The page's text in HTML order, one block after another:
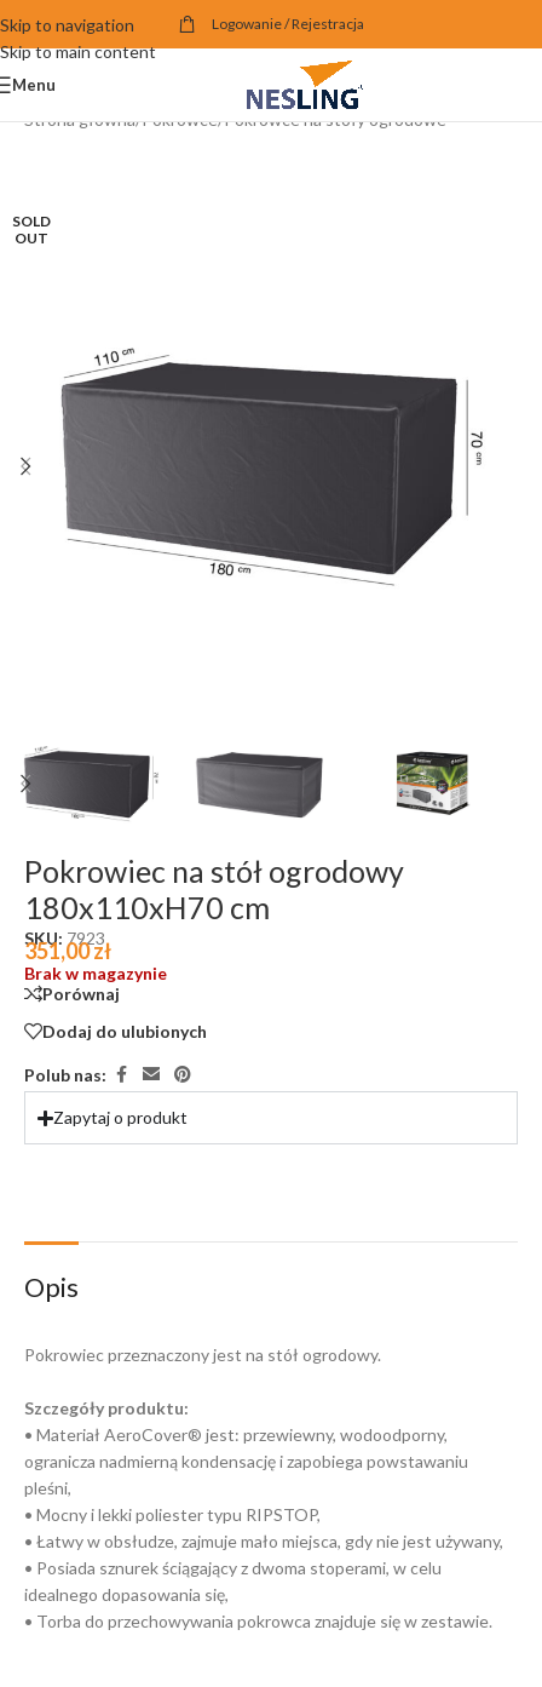
Skip to navigation
Skip to main content
Logowanie / Rejestracja
Menu
Strona główna/Pokrowce/Pokrowce na stoły ogrodowe
SOLD
OUT
Pokrowiec na stół ogrodowy
180x110xH70 cm
SKU: 7923
351,00zł
Brak w magazynie
Porównaj
Dodaj do ulubionych
Polub nas:
Zapytaj o produkt
Opis
Pokrowiec przeznaczony jest na stół ogrodowy.
Szczegóły produktu:
• Materiał AeroCover® jest: przewiewny, wodoodporny,
ogranicza nadmierną kondensację i zapobiega powstawaniu
pleśni,
• Mocny i lekki poliester typu RIPSTOP,
• Łatwy w obsłudze, zajmuje mało miejsca, gdy nie jest używany,
• Posiada sznurek ściągający z dwoma stoperami, w celu
idealnego dopasowania się,
• Torba do przechowywania pokrowca znajduje się w zestawie.